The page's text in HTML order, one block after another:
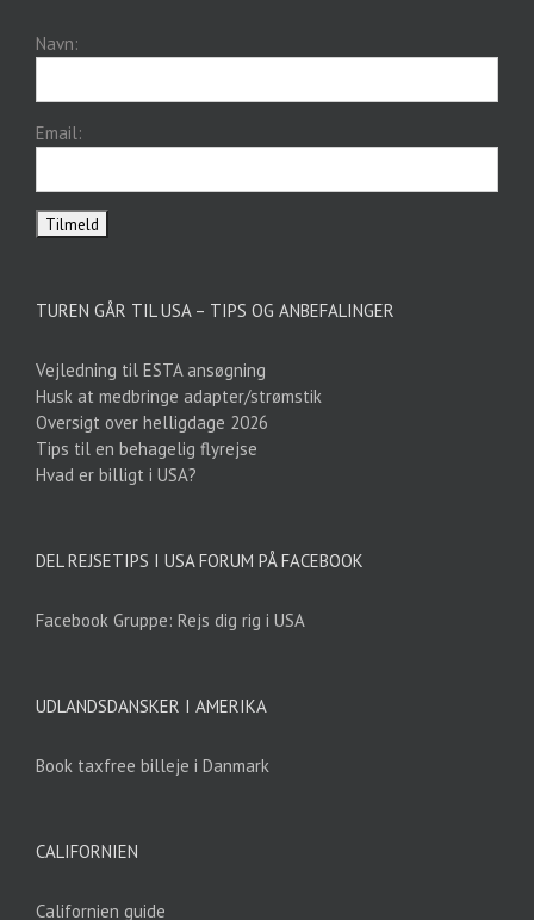
Navn:
Email:
TUREN GÅR TIL USA – TIPS OG ANBEFALINGER
Vejledning til ESTA ansøgning
Husk at medbringe adapter/strømstik
Oversigt over helligdage 2026
Tips til en behagelig flyrejse
Hvad er billigt i USA?
DEL REJSETIPS I USA FORUM PÅ FACEBOOK
Facebook Gruppe: Rejs dig rig i USA
UDLANDSDANSKER I AMERIKA
Book taxfree billeje i Danmark
CALIFORNIEN
Californien guide